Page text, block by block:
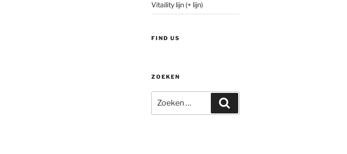
Vitaility lijn (+ lijn)
FIND US
ZOEKEN
naar: